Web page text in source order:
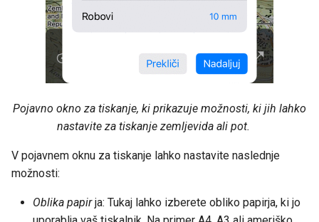
Pojavno okno za tiskanje, ki prikazuje možnosti, ki jih lahko
nastavite za tiskanje zemljevida ali pot.
V pojavnem oknu za tiskanje lahko nastavite naslednje
možnosti:
Oblika papirja: Tukaj lahko izberete obliko papirja, ki jo